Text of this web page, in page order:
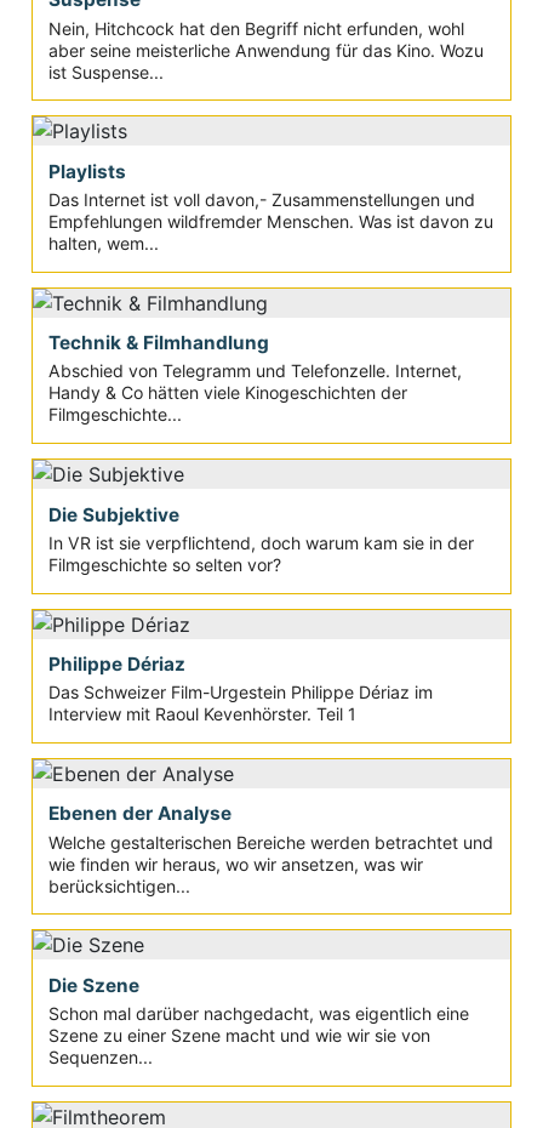
Nein, Hitchcock hat den Begriff nicht erfunden, wohl
aber seine meisterliche Anwendung für das Kino. Wozu
ist Suspense...
Playlists
Das Internet ist voll davon,- Zusammenstellungen und
Empfehlungen wildfremder Menschen. Was ist davon zu
halten, wem...
Technik & Filmhandlung
Abschied von Telegramm und Telefonzelle. Internet,
Handy & Co hätten viele Kinogeschichten der
Filmgeschichte...
Die Subjektive
In VR ist sie verpflichtend, doch warum kam sie in der
Filmgeschichte so selten vor?
Philippe Dériaz
Das Schweizer Film-Urgestein Philippe Dériaz im
Interview mit Raoul Kevenhörster. Teil 1
Ebenen der Analyse
Welche gestalterischen Bereiche werden betrachtet und
wie finden wir heraus, wo wir ansetzen, was wir
berücksichtigen...
Die Szene
Schon mal darüber nachgedacht, was eigentlich eine
Szene zu einer Szene macht und wie wir sie von
Sequenzen...